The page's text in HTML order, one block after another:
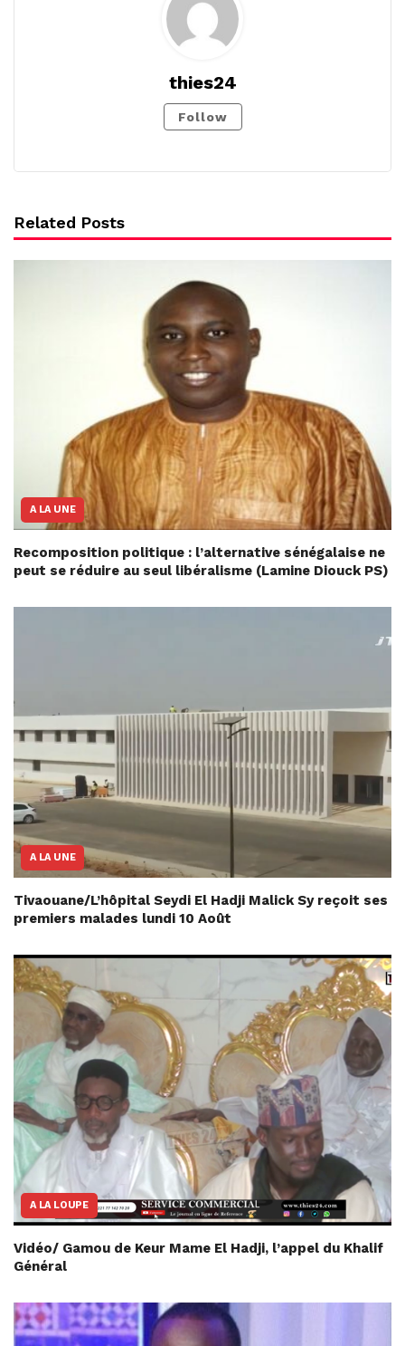
thies24
Follow
Related Posts
A LA UNE
Recomposition politique : l’alternative sénégalaise ne
peut se réduire au seul libéralisme (Lamine Diouck PS)
A LA UNE
Tivaouane/L’hôpital Seydi El Hadji Malick Sy reçoit ses
premiers malades lundi 10 Août
A LA LOUPE
Vidéo/ Gamou de Keur Mame El Hadji, l’appel du Khalif
Général